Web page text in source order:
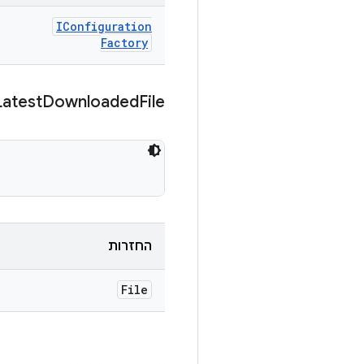
IConfiguration
Factory
DownloadedFile
החזרות
File